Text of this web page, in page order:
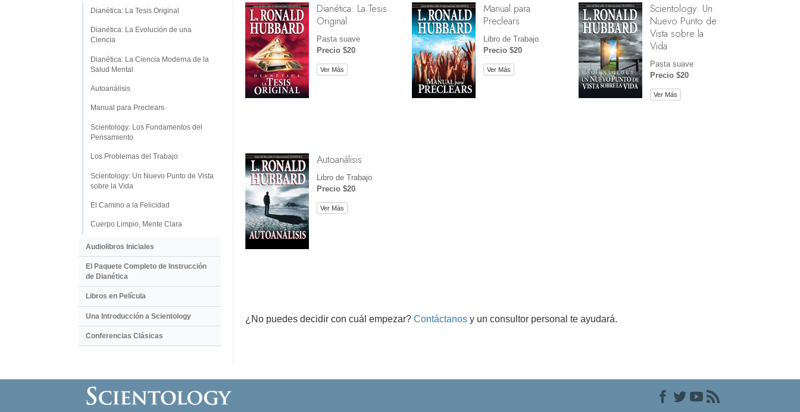
Dianética: La Tesis
Original
Pasta suave
Precio $20
Ver Más
Manual para
Preclears
Libro de Trabajo
Precio $20
Ver Más
Scientology: Un
Nuevo Punto de
Vista sobre la
Vida
Pasta suave
Precio $20
Ver Más
Autoanálisis
Libro de Trabajo
Precio $20
Ver Más
¿No puedes decidir con cuál empezar? Contáctanos y un consultor personal te ayudará.
Dianética: La Tesis Original
Dianética: La Evolución de una
Ciencia
Dianética: La Ciencia Moderna de la
Salud Mental
Autoanálisis
Manual para Preclears
Scientology: Los Fundamentos del
Pensamiento
Los Problemas del Trabajo
Scientology: Un Nuevo Punto de Vista
sobre la Vida
El Camino a la Felicidad
Cuerpo Limpio, Mente Clara
Audiolibros Iniciales
El Paquete Completo de Instrucción
de Dianética
Libros en Película
Una Introducción a Scientology
Conferencias Clásicas